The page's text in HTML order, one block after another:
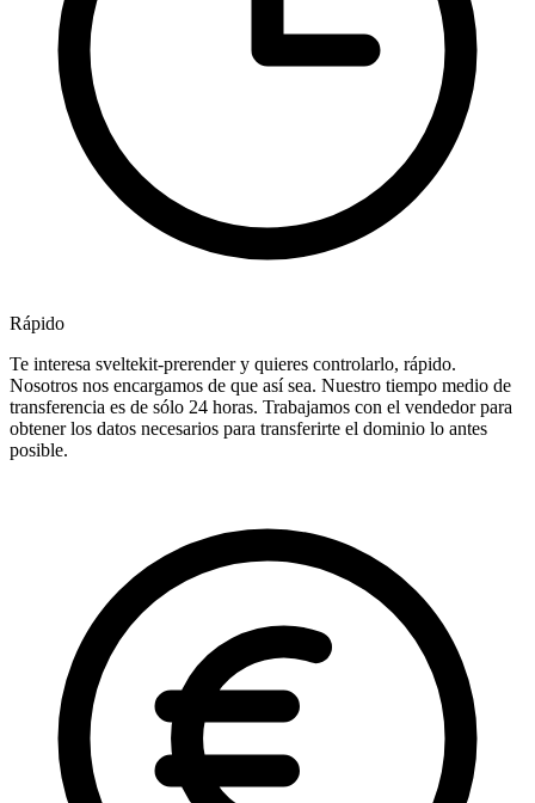
Rápido
Te interesa sveltekit-prerender y quieres controlarlo, rápido.
Nosotros nos encargamos de que así sea. Nuestro tiempo medio de
transferencia es de sólo 24 horas. Trabajamos con el vendedor para
obtener los datos necesarios para transferirte el dominio lo antes
posible.